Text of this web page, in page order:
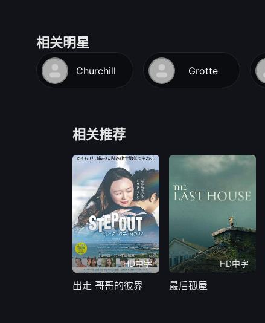
相关明星
Churchill Grotte
相关推荐
HD中字
出走 哥哥的彼界
HD中字
最后孤屋